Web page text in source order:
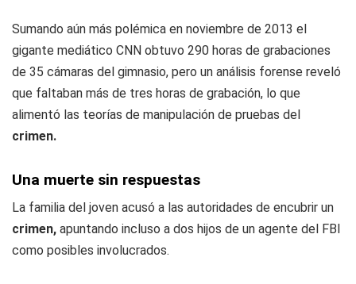
Sumando aún más polémica en noviembre de 2013 el
gigante mediático CNN obtuvo 290 horas de grabaciones
de 35 cámaras del gimnasio, pero un análisis forense reveló
que faltaban más de tres horas de grabación, lo que
alimentó las teorías de manipulación de pruebas del
crimen.
Una muerte sin respuestas
La familia del joven acusó a las autoridades de encubrir un
crimen, apuntando incluso a dos hijos de un agente del FBI
como posibles involucrados.